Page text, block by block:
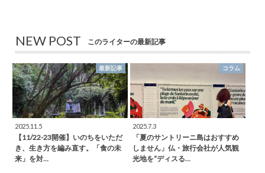
NEW POST このライターの最新記事
最新記事
2025.11.5
【11/22-23開催】いのちをいただ
き、生き方を編み直す。「食の未
来」を対…
コラム
2025.7.3
「夏のサントリーニ島はおすすめ
しません」仏・旅行会社が人気観
光地を“ディスる…